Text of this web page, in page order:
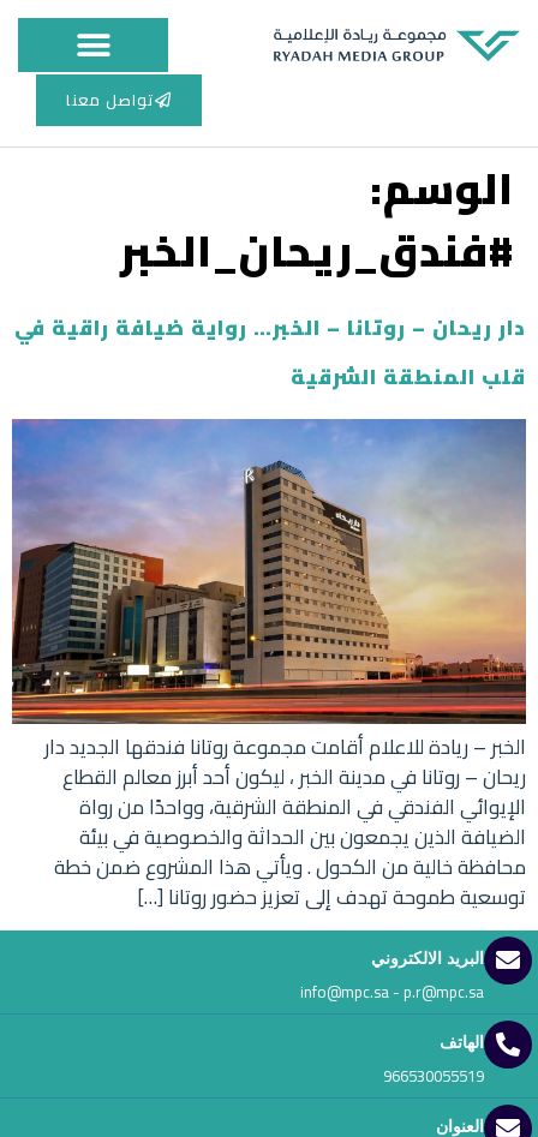
تواصل معنا
الوسم:
#فندق_ريحان_الخبر
دار ريحان – روتانا – الخبر… رواية ضيافة راقية في
قلب المنطقة الشرقية
الخبر – ريادة للاعلام أقامت مجموعة روتانا فندقها الجديد دار
ريحان – روتانا في مدينة الخبر ، ليكون أحد أبرز معالم القطاع
الإيوائي الفندقي في المنطقة الشرقية، وواحدًا من رواة
الضيافة الذين يجمعون بين الحداثة والخصوصية في بيئة
محافظة خالية من الكحول . ويأتي هذا المشروع ضمن خطة
توسعية طموحة تهدف إلى تعزيز حضور روتانا […]
البريد الالكتروني
info@mpc.sa - p.r@mpc.sa
الهاتف
966530055519
العنوان